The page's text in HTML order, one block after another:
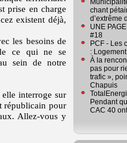
prise en charge
existent déjà,
les besoins de
ce qui ne se
sein de notre
interroge sur
républicain pour
Allez-vous y
chant
d’extrême
UNE
#18
PCF - Les
:
À la
pas pour
trafic »,
Chapuis
Pendant
CAC 40